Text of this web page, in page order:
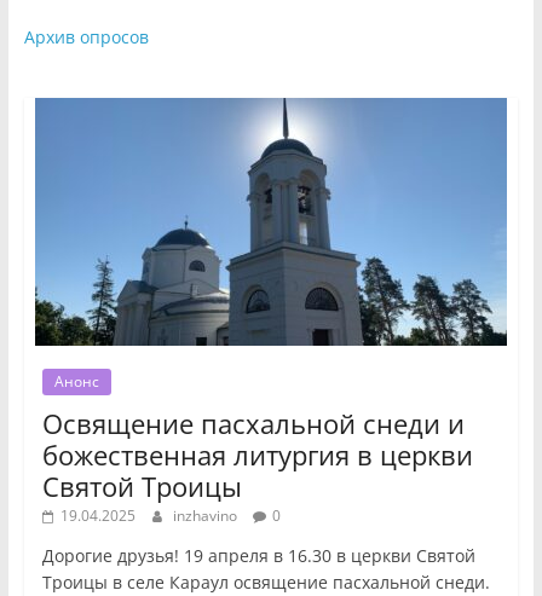
Архив опросов
Анонс
Освящение пасхальной снеди и
божественная литургия в церкви
Святой Троицы
19.04.2025 inzhavino 0
Дорогие друзья! 19 апреля в 16.30 в церкви Святой
Троицы в селе Караул освящение пасхальной снеди.